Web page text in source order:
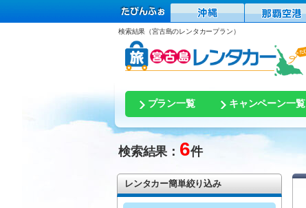
検索結果（宮古島のレンタカープラン）
プラン一覧 キャンペーン一覧
検索結果： 6件
レンタカー簡単絞り込み